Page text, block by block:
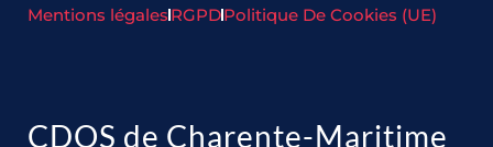
Mentions légales RGPDPolitique De Cookies (UE)
CDOS de Charente-Maritime